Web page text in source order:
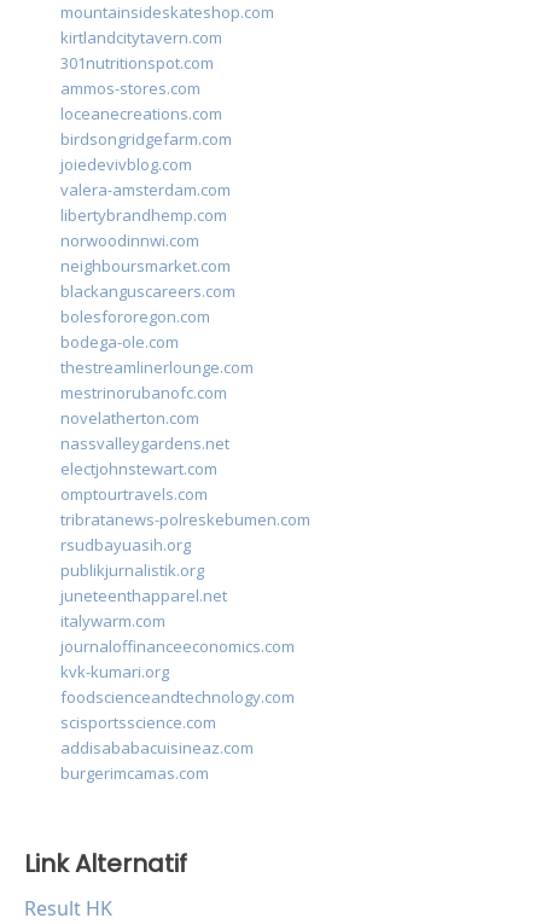
mountainsideskateshop.com
kirtlandcitytavern.com
301nutritionspot.com
ammos-stores.com
loceanecreations.com
birdsongridgefarm.com
joiedevivblog.com
valera-amsterdam.com
libertybrandhemp.com
norwoodinnwi.com
neighboursmarket.com
blackanguscareers.com
bolesfororegon.com
bodega-ole.com
thestreamlinerlounge.com
mestrinorubanofc.com
novelatherton.com
nassvalleygardens.net
electjohnstewart.com
omptourtravels.com
tribratanews-polreskebumen.com
rsudbayuasih.org
publikjurnalistik.org
juneteenthapparel.net
italywarm.com
journaloffinanceeconomics.com
kvk-kumari.org
foodscienceandtechnology.com
scisportsscience.com
addisababacuisineaz.com
burgerimcamas.com
Link Alternatif
Result HK